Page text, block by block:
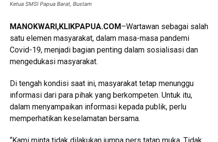
Ketua SMSI Papua Barat, Bustam
MANOKWARI,KLIKPAPUA.COM –Wartawan sebagai salah
satu elemen masyarakat, dalam masa-masa pandemi
Covid-19, menjadi bagian penting dalam sosialisasi dan
mengedukasi masyarakat.
Di tengah kondisi saat ini, masyarakat tetap menunggu
informasi dari para pihak yang berkompeten. Untuk itu,
dalam menyampaikan informasi kepada publik, perlu
memperhatikan keselamatan bersama.